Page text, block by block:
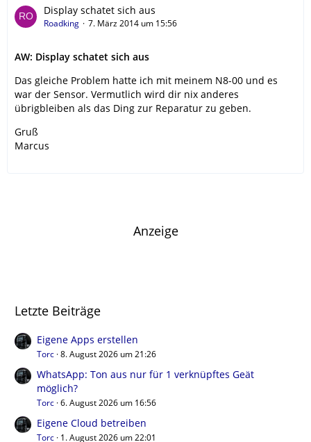
Display schatet sich aus
Roadking 7. März 2014 um 15:56
AW: Display schatet sich aus
Das gleiche Problem hatte ich mit meinem N8-00 und es
war der Sensor. Vermutlich wird dir nix anderes
übrigbleiben als das Ding zur Reparatur zu geben.
Gruß
Marcus
Anzeige
Letzte Beiträge
Eigene Apps erstellen
Torc 8. August 2026 um 21:26
WhatsApp: Ton aus nur für 1 verknüpftes Geät
möglich?
Torc 6. August 2026 um 16:56
Eigene Cloud betreiben
Torc 1. August 2026 um 22:01